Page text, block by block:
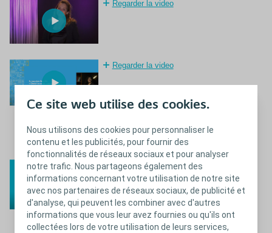
Ce site web utilise des cookies.
Nous utilisons des cookies pour personnaliser le
contenu et les publicités, pour fournir des
fonctionnalités de réseaux sociaux et pour analyser
notre trafic. Nous partageons également des
informations concernant votre utilisation de notre site
avec nos partenaires de réseaux sociaux, de publicité et
d'analyse, qui peuvent les combiner avec d'autres
informations que vous leur avez fournies ou qu'ils ont
collectées lors de votre utilisation de leurs services,
Regarder la video
Regarder la video